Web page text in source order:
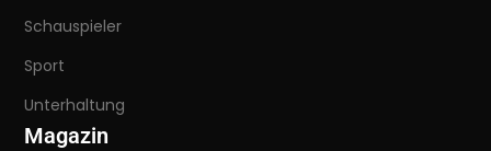
Schauspieler
Sport
Unterhaltung
Magazin